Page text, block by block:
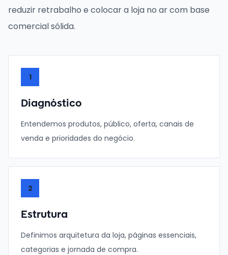
reduzir retrabalho e colocar a loja no ar com base
comercial sólida.
1
Diagnóstico
Entendemos produtos, público, oferta, canais de
venda e prioridades do negócio.
2
Estrutura
Definimos arquitetura da loja, páginas essenciais,
categorias e jornada de compra.